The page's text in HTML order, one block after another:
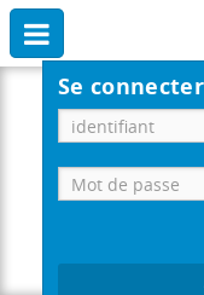
Se connecter